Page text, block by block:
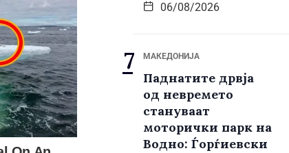
06/08/2026
МАКЕДОНИЈА
Паднатите дрвја
од невремето
стануваат
моторички парк на
Водно: Ѓорѓиевски